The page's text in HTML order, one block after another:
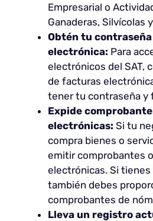
Empresarial o
Ganaderas, Silvícolas
Obtén tu
electrónica: Para
electrónicos del SAT,
de facturas
tener tu contraseña y
Expide
electrónicas: Si tu
compra bienes o
emitir comprobantes
electrónicas. Si tienes
también debes
comprobantes de
Lleva un registro